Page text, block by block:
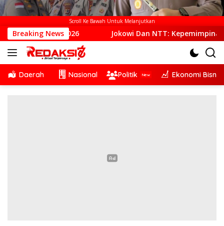
Scroll Ke Bawah Untuk Melanjutkan
Breaking NewsJokowi Dan NTT: Kepemimpinan Yang Hadir,
Daerah Nasional Politik Ekonomi Bisnis